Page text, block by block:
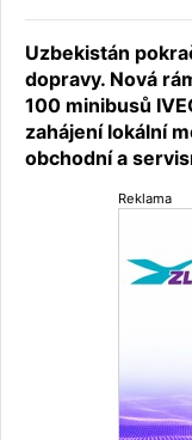
Uzbekistán
dopravy. Nová
100 minibusů
zahájení lokální
obchodní a
Reklama